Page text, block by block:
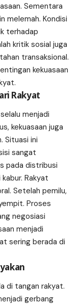
Sementara
melemah. Kondisi
terhadap
kritik sosial juga
transaksional.
kekuasaan
Rakyat
menjadi
kekuasaan juga
Situasi ini
sangat
pada distribusi
Rakyat
Setelah pemilu,
Proses
negosiasi
menjadi
sering berada di
di tangan rakyat.
gerbang